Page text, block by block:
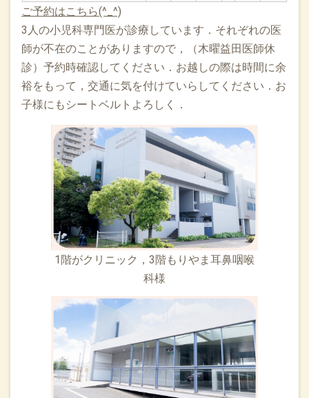
ご予約はこちら(^_^)
3人の小児科専門医が診療しています．それぞれの医
師が不在のことがありますので，（木曜益田医師休
診）予約時確認してください．お越しの際は時間に余
裕をもって，交通に気を付けていらしてください．お
子様にもシートベルトよろしく．
1階がクリニック，3階もりやま耳鼻咽喉
科様